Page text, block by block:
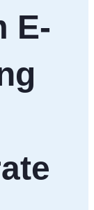
E-